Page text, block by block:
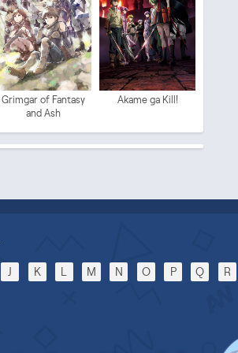
Grimgar of Fantasy
and Ash
Akame ga Kill!
J K L M N O P Q R